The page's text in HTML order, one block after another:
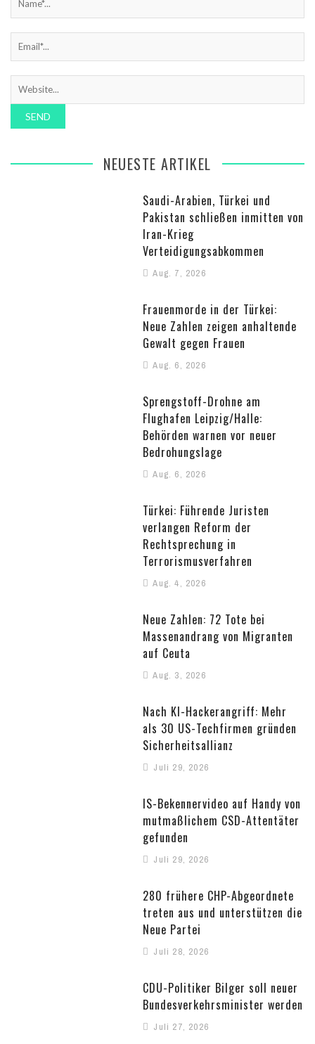
NEUESTE ARTIKEL
Saudi-Arabien, Türkei und
Pakistan schließen inmitten von
Iran-Krieg
Verteidigungsabkommen
Aug. 7, 2026
Frauenmorde in der Türkei:
Neue Zahlen zeigen anhaltende
Gewalt gegen Frauen
Aug. 6, 2026
Sprengstoff-Drohne am
Flughafen Leipzig/Halle:
Behörden warnen vor neuer
Bedrohungslage
Aug. 6, 2026
Türkei: Führende Juristen
verlangen Reform der
Rechtsprechung in
Terrorismusverfahren
Aug. 4, 2026
Neue Zahlen: 72 Tote bei
Massenandrang von Migranten
auf Ceuta
Aug. 3, 2026
Nach KI-Hackerangriff: Mehr
als 30 US-Techfirmen gründen
Sicherheitsallianz
Juli 29, 2026
IS-Bekennervideo auf Handy von
mutmaßlichem CSD-Attentäter
gefunden
Juli 29, 2026
280 frühere CHP-Abgeordnete
treten aus und unterstützen die
Neue Partei
Juli 28, 2026
CDU-Politiker Bilger soll neuer
Bundesverkehrsminister werden
Juli 27, 2026